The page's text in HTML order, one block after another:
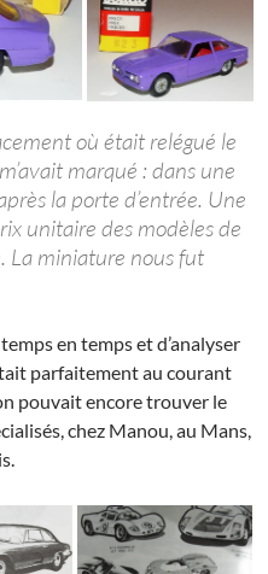
où était relégué le
marqué : dans une
la porte d’entrée. Une
unitaire des modèles de
La miniature nous fut
en temps et d’analyser
parfaitement au courant
pouvait encore trouver le
chez Manou, au Mans,